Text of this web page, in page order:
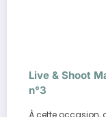
Live & Shoot
n°3
À cette occasion,